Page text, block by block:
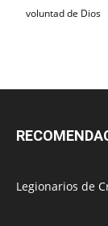
voluntad de Dios
Legionarios de